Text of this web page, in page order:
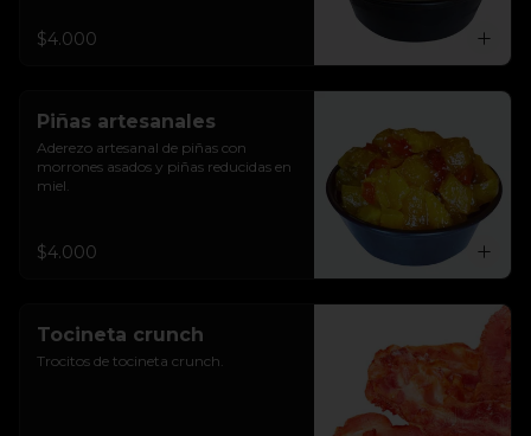
$4.000
Piñas artesanales
Aderezo artesanal de piñas con
morrones asados y piñas reducidas en
miel.
$4.000
Tocineta crunch
Trocitos de tocineta crunch.